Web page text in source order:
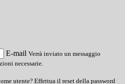
E-mail Verrà inviato un messaggio
necessarie.
utente? Effettua il reset della password